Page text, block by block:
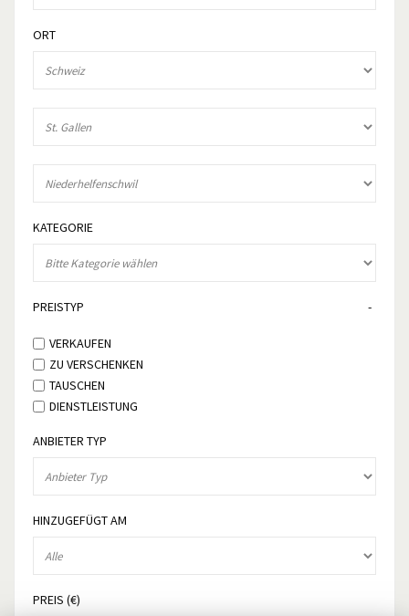
ORT
KATEGORIE
PREISTYP
VERKAUFEN
ZU VERSCHENKEN
TAUSCHEN
DIENSTLEISTUNG
ANBIETER TYP
HINZUGEFÜGT AM
PREIS (€)